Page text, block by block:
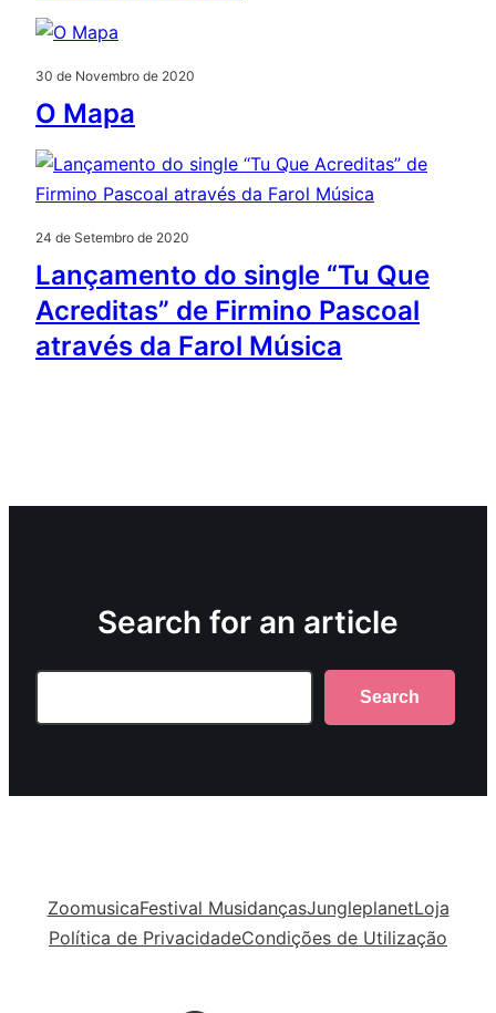
30 de Novembro de 2020
O Mapa
24 de Setembro de 2020
Lançamento do single “Tu Que
Acreditas” de Firmino Pascoal
através da Farol Música
Search for an article
Search
ZoomusicaFestival MusidançasJungleplanetLoja
Política de PrivacidadeCondições de Utilização